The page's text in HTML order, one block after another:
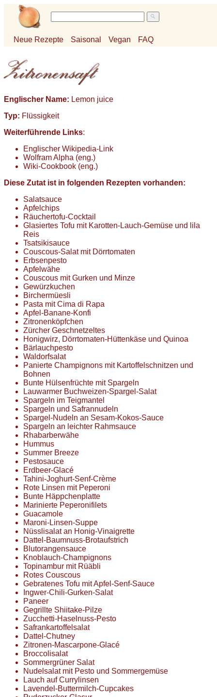
Neue Rezepte Saisonal Vegan FAQ
Englischer Name: Lemon juice
Typ: Flüssigkeit
Weiterführende Links:
Englischer Wikipedia-Link
Wolfram Alpha (eng.)
Wiki-Cookbook (eng.)
Diese Zutat ist in folgenden Rezepten vorhanden:
Salatsauce
Apfelchips
Räuchertofu-Cocktail
Glasiertes Tofu mit Karotten-Lauch-Gemüse und lila
Reis
Tsatsikisauce
Couscous-Salat mit Dörrtomaten
Erbsenpesto
Apfelwähe
Couscous mit Gurken und Minze
Gewürzkuchen
Birchermüesli
Pasta mit Cima di Rapa
Apfel-Banane-Konfi
Zitronenköpfchen
Zürcher Geschnetzeltes
Honigwirz, Dörrtomaten-Hüttenkäse und Quinoa
Bärlauchpesto
Waldorfsalat
Panierte Champignons mit Kartoffelschnitzen und
Bohnen
Bunte Hülsenfrüchte mit Spargeln
Lauwarmer Buchweizen-Spargel-Salat
Spargeln im Teigmantel
Spargeln und Safrannudeln
Spargel-Nudeln an Sesam-Kokos-Sauce
Spargeln an leichter Rahmsauce
Rhabarberwähe
Hummus
Summer Breeze
Pestosauce
Erdbeer-Glacé
Tahini-Joghurt-Senf-Crème
Rote Linsen mit Peperoni
Bunte Häppchenplatte
Marinierte Peperonifilets
Guacamole
Maroni-Linsen-Suppe
Nüsslisalat an Honig-Vinaigrette
Dattel-Baumnuss-Brotaufstrich
Blutorangensauce
Knoblauch-Champignons
Topinambur mit Rüäbli
Rotes Couscous
Gebratenes Tofu mit Apfel-Senf-Sauce
Ingwer-Chili-Gurken-Salat
Paneer
Gegrillte Shiitake-Pilze
Zucchetti-Haselnuss-Pesto
Safrankartoffelsalat
Dattel-Chutney
Zitronen-Mascarpone-Glacé
Broccolisalat
Sommergrüner Salat
Nudelsalat mit Pesto und Sommergemüse
Lauch auf Currylinsen
Lavendel-Buttermilch-Cupcakes